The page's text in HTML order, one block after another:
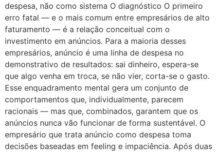
despesa, não como sistema O diagnóstico O primeiro
erro fatal — e o mais comum entre empresários de alto
faturamento — é a relação conceitual com o
investimento em anúncios. Para a maioria desses
empresários, anúncio é uma linha de despesa no
demonstrativo de resultados: sai dinheiro, espera-se
que algo venha em troca, se não vier, corta-se o gasto.
Esse enquadramento mental gera um conjunto de
comportamentos que, individualmente, parecem
racionais — mas que, combinados, garantem que os
anúncios nunca vão funcionar de forma sustentável. O
empresário que trata anúncio como despesa toma
decisões baseadas em feeling e impaciência. Após duas